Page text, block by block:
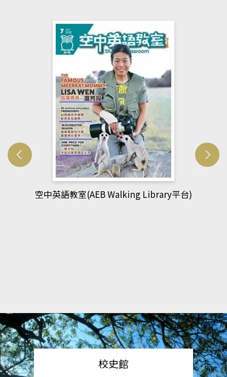
網管人(kono平台)
校史館